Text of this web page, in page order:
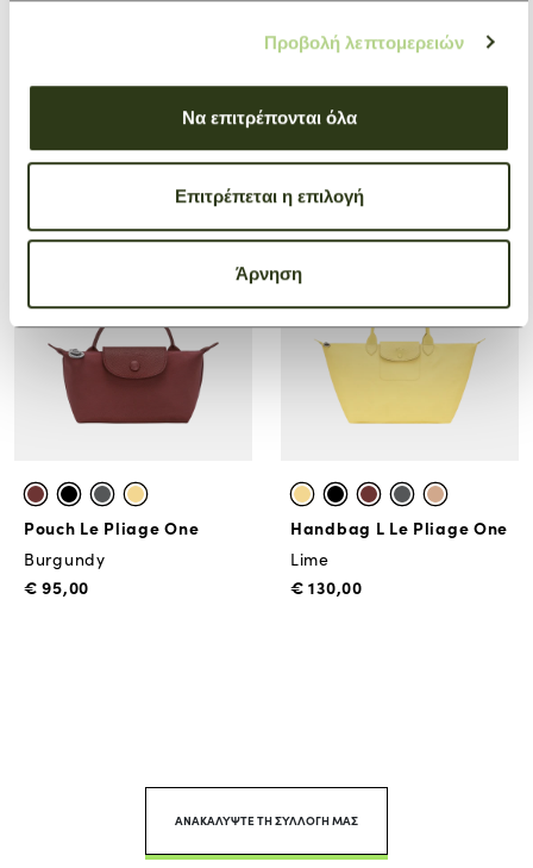
Προβολή λεπτομερειών
Να επιτρέπονται όλα
Επιτρέπεται η επιλογή
Άρνηση
Stole Caroline Hélain x
Cognac
Travel bag XL Caroline
Γκρι
€ 1.960,00
Pouch Le Pliage One
Burgundy
€ 95,00
Handbag L Le Pliage One
Lime
€ 130,00
ΑΝΑΚΑΛΥΨΤΕ ΤΗ ΣΥΛΛΟΓΗ ΜΑΣ